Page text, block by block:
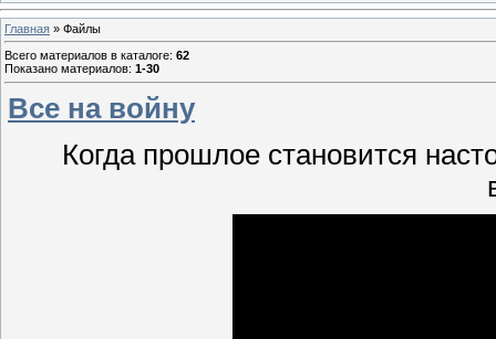
Главная » Файлы
Всего материалов в каталоге: 62
Показано материалов: 1-30
Все на войну
Когда прошлое становится